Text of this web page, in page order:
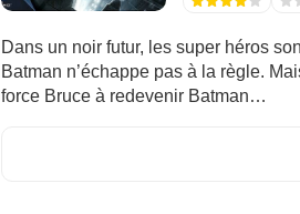
Dans un noir futur, les super héros
Batman n’échappe pas à la règle.
force Bruce à redevenir Batman…